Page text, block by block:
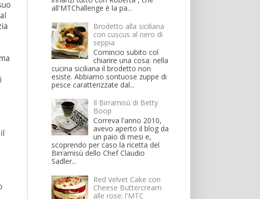
all'MTChallenge è la pa...
Brodetto alla siciliana
con cuscus al nero di
seppia
Comincio subito col
chiarire una cosa: nella
cucina siciliana il brodetto non
esiste. Abbiamo sontuose zuppe di
pesce caratterizzate dal...
Il Birramisù di Betty
Boop
Correva l'anno 2010,
avevo aperto il blog da
un paio di mesi e,
scoprendo per caso la ricetta del
Birramisù dello Chef Claudio
Sadler...
Red Velvet Cake con
Cheese Buttercream
alle rose: l'MTC